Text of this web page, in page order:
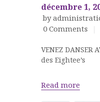
décembre 1,
by
0 Comments
VENEZ DANSER
des Eightee’s
Read more